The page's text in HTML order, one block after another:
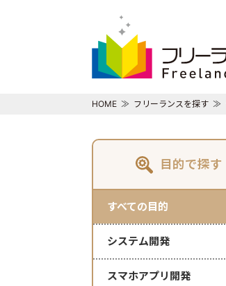
HOME フリーランスを探す
目的で探す
すべての目的
システム開発
スマホアプリ開発